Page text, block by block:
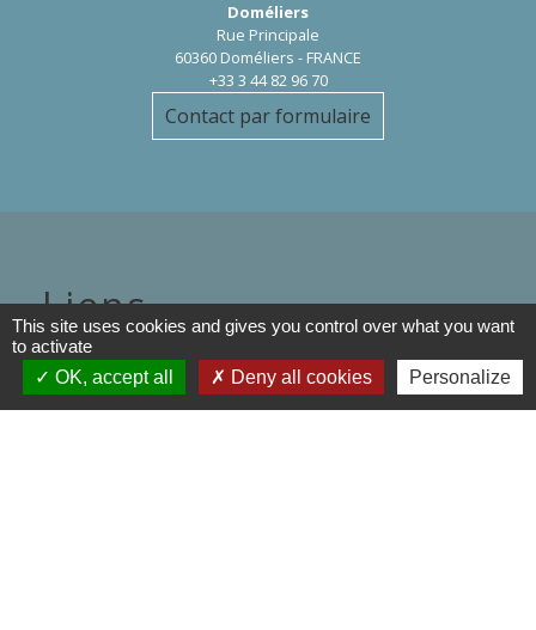
Doméliers
Rue Principale
60360 Doméliers - FRANCE
+33 3 44 82 96 70
Contact par formulaire
Liens
Département de l'Oise
Région Hauts de France
This site uses cookies and gives you control over what you want
to activate
OK, accept all
Deny all cookies Personalize